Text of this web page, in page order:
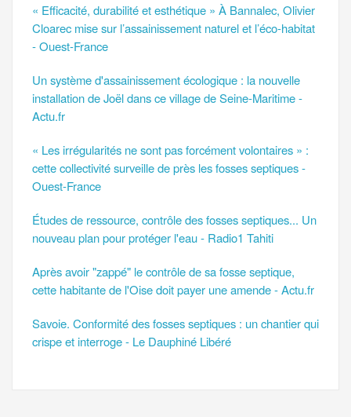
« Efficacité, durabilité et esthétique » À Bannalec, Olivier
Cloarec mise sur l’assainissement naturel et l’éco-habitat
- Ouest-France
Un système d'assainissement écologique : la nouvelle
installation de Joël dans ce village de Seine-Maritime -
Actu.fr
« Les irrégularités ne sont pas forcément volontaires » :
cette collectivité surveille de près les fosses septiques -
Ouest-France
Études de ressource, contrôle des fosses septiques... Un
nouveau plan pour protéger l'eau - Radio1 Tahiti
Après avoir "zappé" le contrôle de sa fosse septique,
cette habitante de l'Oise doit payer une amende - Actu.fr
Savoie. Conformité des fosses septiques : un chantier qui
crispe et interroge - Le Dauphiné Libéré